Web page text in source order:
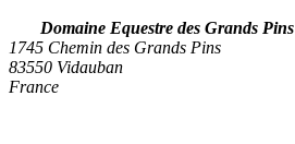
Domaine Equestre des Grands Pins
1745 Chemin des Grands Pins
83550 Vidauban
France